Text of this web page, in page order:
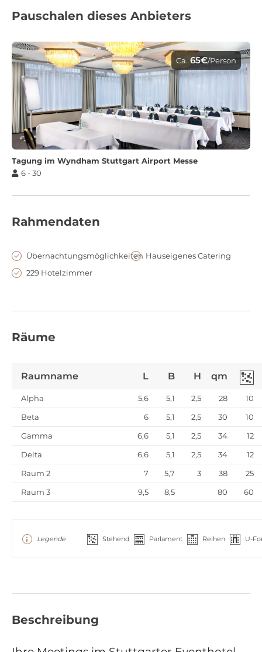
Pauschalen dieses Anbieters
Ca. 65€/Person
Tagung im Wyndham Stuttgart Airport Messe
6 - 30
Rahmendaten
Übernachtungsmöglichkeiten Hauseigenes Catering
229 Hotelzimmer
Räume
Raumname L B H qm
Alpha 5,6 5,1 2,5 28
10
Beta
6 5,1 2,5 30
10
Gamma
6,6 5,1 2,5 34
12
Delta
6,6 5,1 2,5 34
12
Raum 2
7 5,7 3 38
25
Raum 3
9,5 8,5 80 60
Legende Stehend Parlament Reihen U-
Beschreibung